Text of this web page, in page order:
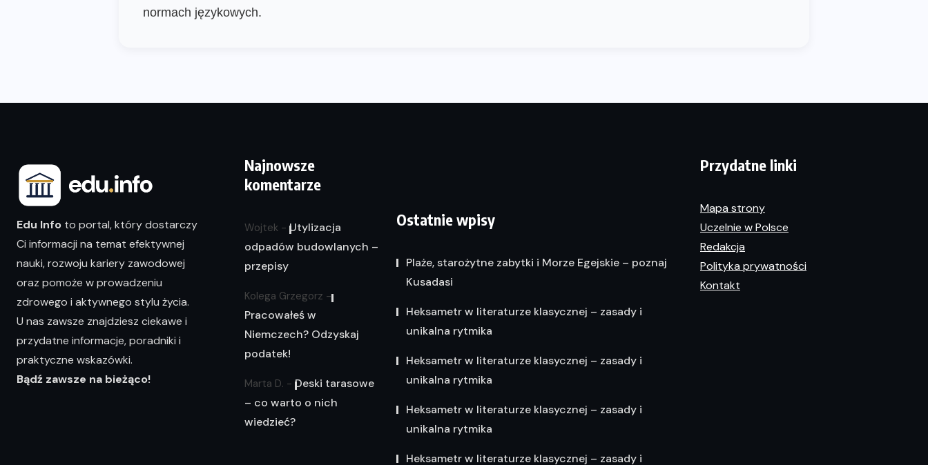
normach językowych.
Edu Info to portal, który dostarczy
Ci informacji na temat efektywnej
nauki, rozwoju kariery zawodowej
oraz pomoże w prowadzeniu
zdrowego i aktywnego stylu życia.
U nas zawsze znajdziesz ciekawe i
przydatne informacje, poradniki i
praktyczne wskazówki.
Bądź zawsze na bieżąco!
Najnowsze
komentarze
Wojtek - Utylizacja
odpadów budowlanych –
przepisy
Kolega Grzegorz -
Pracowałeś w
Niemczech? Odzyskaj
podatek!
Marta D. - Deski tarasowe
– co warto o nich
wiedzieć?
Ostatnie wpisy
Plaże, starożytne zabytki i Morze Egejskie – poznaj
Kusadasi
Heksametr w literaturze klasycznej – zasady i
unikalna rytmika
Heksametr w literaturze klasycznej – zasady i
unikalna rytmika
Heksametr w literaturze klasycznej – zasady i
unikalna rytmika
Heksametr w literaturze klasycznej – zasady i
Przydatne linki
Mapa strony
Uczelnie w Polsce
Redakcja
Polityka prywatności
Kontakt